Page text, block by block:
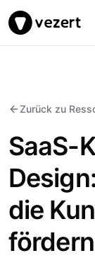
Vezert
Zurück zu
SaaS-
die
fördern